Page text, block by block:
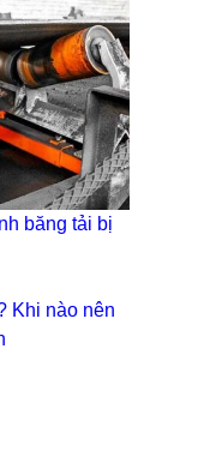
băng tải bị
Khi nào nên